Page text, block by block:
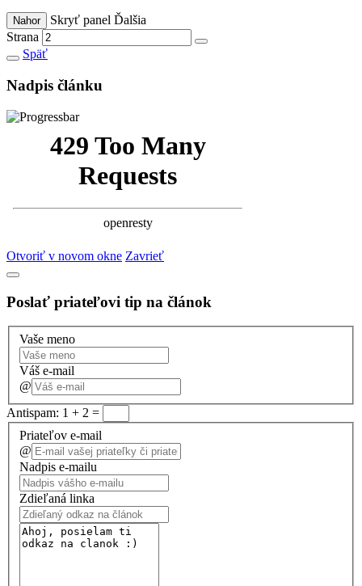
Nahor Skryť panel Ďalšia
Strana
Späť
Nadpis článku
Otvoriť v novom okne Zavrieť
Poslať priateľovi tip na článok
Vaše meno
Váš e-mail
@
Antispam: 1 + 2 =
Priateľov e-mail
@
Nadpis e-mailu
Zdieľaná linka